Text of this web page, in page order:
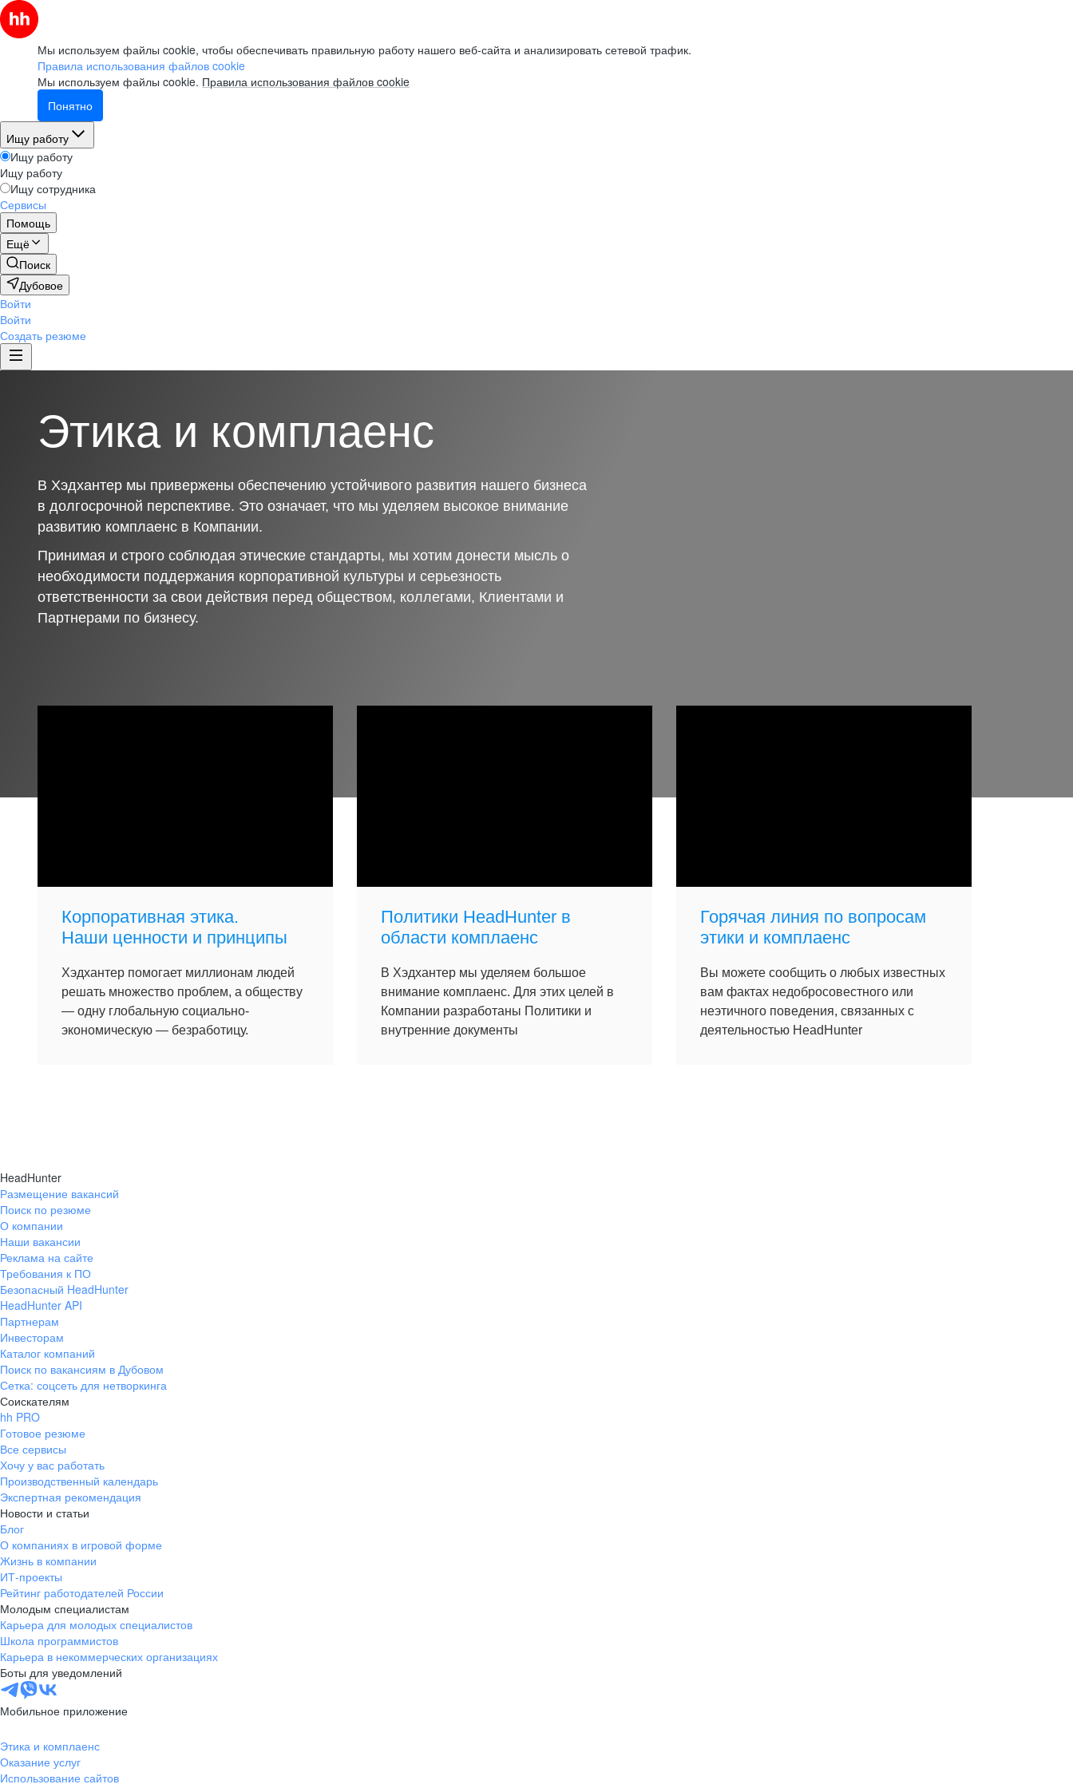
Мы используем файлы cookie, чтобы обеспечивать правильную работу нашего веб-сайта и анализировать сетевой трафик.
Правила использования файлов cookie
Мы используем файлы cookie. Правила использования файлов cookie
Понятно
Ищу работу
Ищу работу
Ищу работу
Ищу сотрудника
Сервисы
Помощь
Ещё
Поиск
Дубовое
Войти
Войти
Создать резюме
Этика и комплаенс
В Хэдхантер мы привержены обеспечению устойчивого развития нашего бизнеса
в долгосрочной перспективе. Это означает, что мы уделяем высокое внимание
развитию комплаенс в Компании.
Принимая и строго соблюдая этические стандарты, мы хотим донести мысль о
необходимости поддержания корпоративной культуры и серьезность
ответственности за свои действия перед обществом, коллегами, Клиентами и
Партнерами по бизнесу.
Корпоративная этика.
Наши ценности и принципы
Хэдхантер помогает миллионам людей
решать множество проблем, а обществу
— одну глобальную социально-
экономическую — безработицу.
Политики HeadHunter в
области комплаенс
В Хэдхантер мы уделяем большое
внимание комплаенс. Для этих целей в
Компании разработаны Политики и
внутренние документы
Горячая линия по вопросам
этики и комплаенс
Вы можете сообщить о любых известных
вам фактах недобросовестного или
неэтичного поведения, связанных с
деятельностью HeadHunter
HeadHunter
Размещение вакансий
Поиск по резюме
О компании
Наши вакансии
Реклама на сайте
Требования к ПО
Безопасный HeadHunter
HeadHunter API
Партнерам
Инвесторам
Каталог компаний
Поиск по вакансиям в Дубовом
Сетка: соцсеть для нетворкинга
Соискателям
hh PRO
Готовое резюме
Все сервисы
Хочу у вас работать
Производственный календарь
Экспертная рекомендация
Новости и статьи
Блог
О компаниях в игровой форме
Жизнь в компании
ИТ-проекты
Рейтинг работодателей России
Молодым специалистам
Карьера для молодых специалистов
Школа программистов
Карьера в некоммерческих организациях
Боты для уведомлений
Мобильное приложение
Этика и комплаенс
Оказание услуг
Использование сайтов